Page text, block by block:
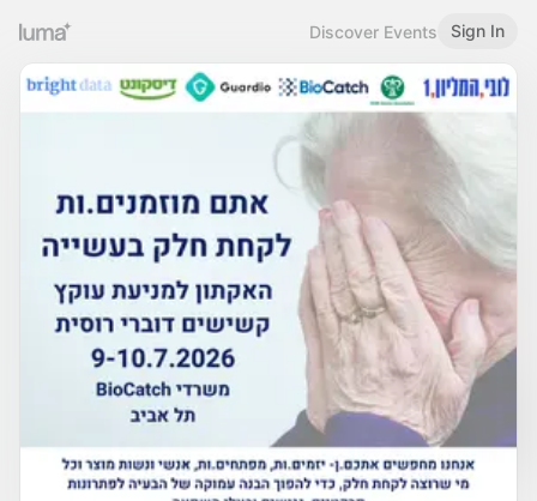
Discover Events Sign In